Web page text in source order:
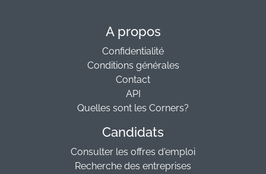
A propos
Confidentialité
Conditions générales
Contact
API
Quelles sont les Corners?
Candidats
Consulter les offres d'emploi
Recherche des entreprises